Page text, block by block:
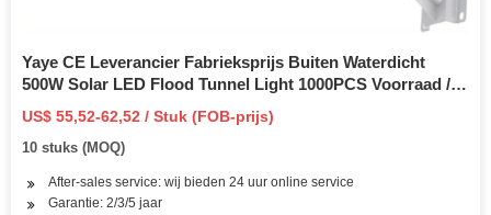
Yaye CE Leverancier Fabrieksprijs Buiten Waterdicht
500W Solar LED Flood Tunnel Light 1000PCS Voorraad / 3
jaar garantie / Beschikbaar Watt: 60W / 100W / 200W /
300W / 500W / 800W
US$ 55,52-62,52 / Stuk (FOB-prijs)
10 stuks (MOQ)
After-sales service: wij bieden 24 uur online service
Garantie: 2/3/5 jaar